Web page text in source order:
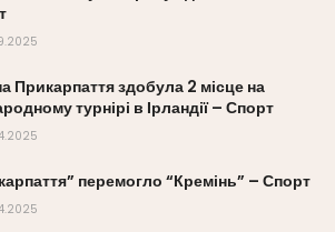
Прикарпаття здобула 2 місце на
турнірі в Ірландії – Спорт
перемогло “Кремінь” – Спорт